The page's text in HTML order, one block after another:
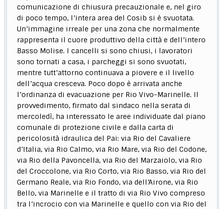
comunicazione di chiusura precauzionale e, nel giro
di poco tempo, l’intera area del Cosib si è svuotata.
Un’immagine irreale per una zona che normalmente
rappresenta il cuore produttivo della città e dell’intero
Basso Molise. I cancelli si sono chiusi, i lavoratori
sono tornati a casa, i parcheggi si sono svuotati,
mentre tutt’attorno continuava a piovere e il livello
dell’acqua cresceva. Poco dopo è arrivata anche
l’ordinanza di evacuazione per Rio Vivo-Marinelle. Il
provvedimento, firmato dal sindaco nella serata di
mercoledì, ha interessato le aree individuate dal piano
comunale di protezione civile e dalla carta di
pericolosità idraulica del Pai: via Rio del Cavaliere
d’Italia, via Rio Calmo, via Rio Mare, via Rio del Codone,
via Rio della Pavoncella, via Rio del Marzaiolo, via Rio
del Croccolone, via Rio Corto, via Rio Basso, via Rio del
Germano Reale, via Rio Fondo, via dell’Airone, via Rio
Bello, via Marinelle e il tratto di via Rio Vivo compreso
tra l’incrocio con via Marinelle e quello con via Rio del